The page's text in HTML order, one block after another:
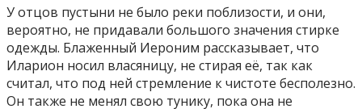
У отцов пустыни не было реки поблизости, и они,
вероятно, не придавали большого значения стирке
одежды. Блаженный Иероним рассказывает, что
Иларион носил власяницу, не стирая её, так как
считал, что под ней стремление к чистоте бесполезно.
Он также не менял свою тунику, пока она не